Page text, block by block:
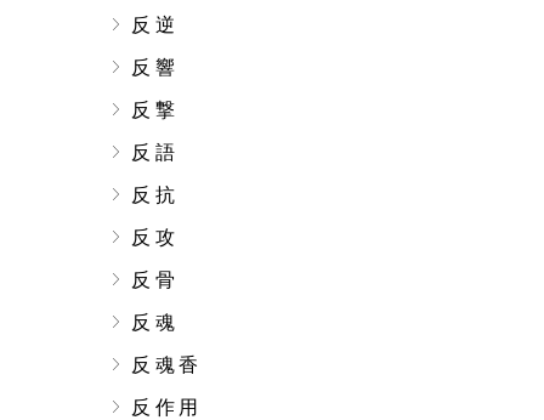
反逆
反響
反撃
反語
反抗
反攻
反骨
反魂
反魂香
反作用